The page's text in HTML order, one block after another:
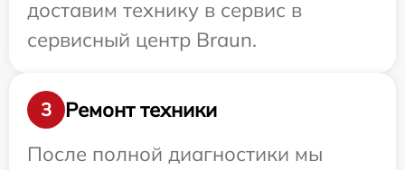
доставим технику в сервис в
сервисный центр Braun.
3
Ремонт техники
После полной диагностики мы